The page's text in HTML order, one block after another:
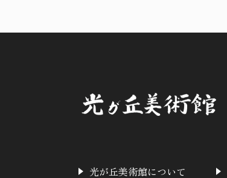
光が丘美術館について